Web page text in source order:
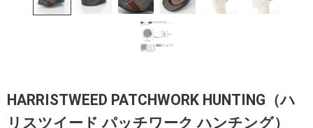
HARRISTWEED PATCHWORK HUNTING（ハ
リスツイード パッチワーク ハンチング）